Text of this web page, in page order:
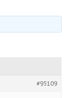
#95109